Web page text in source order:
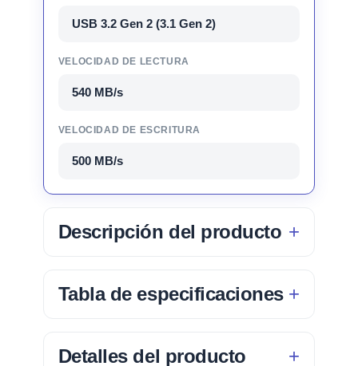
USB 3.2 Gen 2 (3.1 Gen 2)
VELOCIDAD DE LECTURA
540 MB/s
VELOCIDAD DE ESCRITURA
500 MB/s
Descripción del producto
Tabla de especificaciones
Detalles del producto